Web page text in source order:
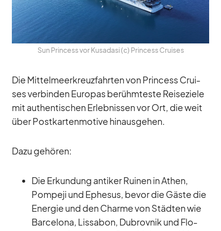
Sun Prin­cess vor Kusa­dasi (c) Prin­cess Crui­ses
Die Mit­tel­meer­kreuz­fahr­ten von Prin­cess Crui­
ses ver­bin­den Eu­ro­pas be­rühm­teste Rei­se­ziele
mit au­then­ti­schen Er­leb­nis­sen vor Ort, die weit
über Post­kar­ten­mo­tive hin­aus­ge­hen.
Dazu ge­hö­ren:
Die Er­kun­dung an­ti­ker Rui­nen in Athen,
Pom­peji und Ephe­sus, be­vor die Gäste die
En­er­gie und den Charme von Städ­ten wie
Bar­ce­lona, ​​Lis­sa­bon, Du­brov­nik und Flo­